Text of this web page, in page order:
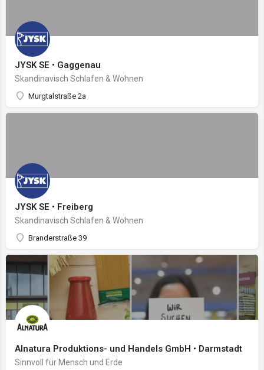
JYSK SE • Gaggenau
Skandinavisch Schlafen & Wohnen
Murgtalstraße 2a
JYSK SE • Freiberg
Skandinavisch Schlafen & Wohnen
Branderstraße 39
Alnatura Produktions- und Handels GmbH • Darmstadt
Sinnvoll für Mensch und Erde